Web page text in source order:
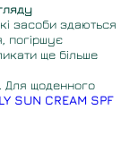
засоби здаються
погіршує
ще більше
Для щоденного
SUN CREAM SPF